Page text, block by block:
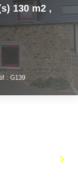
130 m2 ,
: G139